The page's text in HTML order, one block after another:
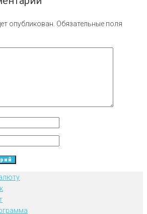
опубликован. Обязательные поля